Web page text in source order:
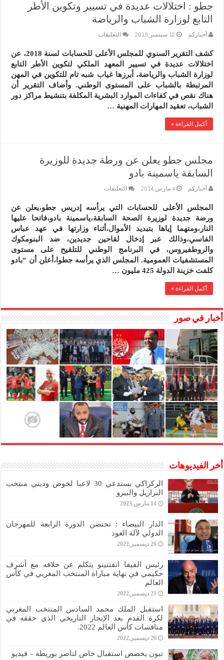
كيديها
فيها
حد”
مغلقة
جطو : اختلالات عديدة في تسيير وتكوين الأطر
التابع لوزارة الشباب والرياضة
أخباركم 12 سبتمبر,2019 التعليقات
اختلالات
عديدة
في
تسيير
وتكوين
الأطر
كشف التقرير السنوي للمجلس الأعلى للحسابات لسنة 2018، عن
اختلالات عديدة في تسيير المعهد الملكي لتكوين الأطر التابع
لوزارة الشباب والرياضة، أبرزها غياب شبه تام للتكوين في المهن
المرتبطة بالشباب على المستوى الوطني. وأضاف التقرير أن
هناك نقص في كفاءات الموارد البشرية المكلفة بتنشيط مراكز دور
الشباب، تعقيد المهارات المهنية …
أكمل القراءة »
مجلس جطو يعلن عن ورطة جديدة للوزيرة
السابقة ياسمينة بادو
أخباركم 4 مارس,2014 التعليقات
جطو
يعلن
عن
ورطة
للوزيرة
السابقة
ياسمينة
المجلس الأعلى للحسابات التي يرأسه إدريس جطو،يعلن عن
ورضة جديدة لوزيرة الصحة السابقة،ياسمينة بادو،فاتحا عليها
النار،ومتهما إياها بتبديد الأموال،أثناء وزارتها في عهد عباس
الفاسي،وذالك عبر إدخال لقاحين جديدين، ضد البنومكوك
والروطفيروس، في البرنامج الوطني للتلقيح على مستوى
المستشفيات العمومية. المجلس الذي يرأسه جطوا،أعلن أن “بادو
كلفت خزينة الدولة 425 مليون …
أكمل القراءة »
أخبار في صور
أخر الفيديوهات
الركراكي يستدعي 30 لاعبا لخوض وديتي منتخب
البرازيل والبيرو
14 مارس,2023
الدار البيضاء : تحتضن الدورة الرابعة للمهرجان
الدولي لآلة العود
26 ديسمبر,2022
رئيس الفيفا انفنتينو يتكلم عن خلافه مع أشرف
حكيمي في نهاية مباراة المنتخب المغربي في كأس
العالم
21 ديسمبر,2022
استقبل الملك محمد السادس المنتخب المغربي
لكرة القدم بعد الإنجاز التاريخي الذي حققه في
منافسات كأس العالم 2022.
20 ديسمبر,2022
تبون يخصص استقبال خاص لناصر بوريطة – فيديو